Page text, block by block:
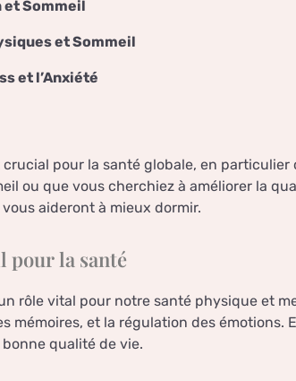
Sommeil
et Sommeil
et l’Anxiété
pour la santé globale, en particulier
ou que vous cherchiez à améliorer la
aideront à mieux dormir.
pour la santé
rôle vital pour notre santé physique et
mémoires, et la régulation des émotions.
qualité de vie.